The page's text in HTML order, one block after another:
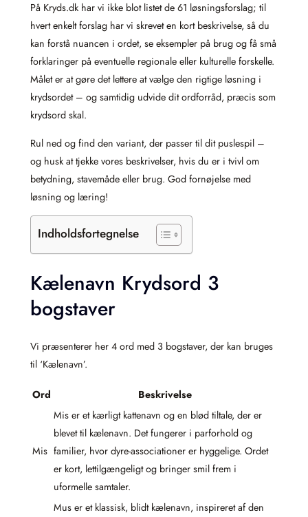
På Kryds.dk har vi ikke blot listet de 61 løsningsforslag; til
hvert enkelt forslag har vi skrevet en kort beskrivelse, så du
kan forstå nuancen i ordet, se eksempler på brug og få små
forklaringer på eventuelle regionale eller kulturelle forskelle.
Målet er at gøre det lettere at vælge den rigtige løsning i
krydsordet – og samtidig udvide dit ordforråd, præcis som
krydsord skal.
Rul ned og find den variant, der passer til dit puslespil –
og husk at tjekke vores beskrivelser, hvis du er i tvivl om
betydning, stavemåde eller brug. God fornøjelse med
løsning og læring!
Indholdsfortegnelse
Kælenavn Krydsord 3
bogstaver
Vi præsenterer her 4 ord med 3 bogstaver, der kan bruges
til ‘Kælenavn’.
Ord Beskrivelse
Mis
Mis er et kærligt kattenavn og en blød tiltale, der er
blevet til kælenavn. Det fungerer i parforhold og
familier, hvor dyre-associationer er hyggelige. Ordet
er kort, lettilgængeligt og bringer smil frem i
uformelle samtaler.
Mus er et klassisk, blidt kælenavn, inspireret af den